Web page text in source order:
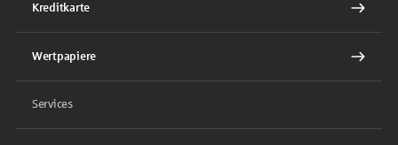
Kreditkarte
Wertpapiere
Services